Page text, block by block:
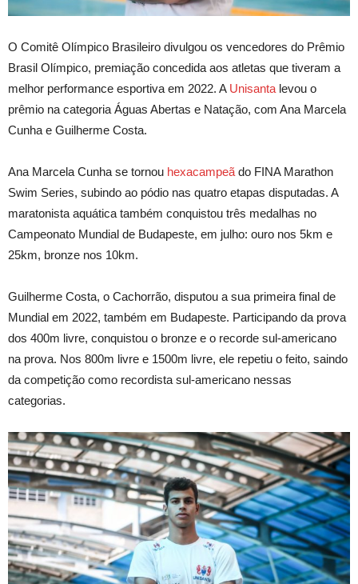
O Comitê Olímpico Brasileiro divulgou os vencedores do Prêmio
Brasil Olímpico, premiação concedida aos atletas que tiveram a
melhor performance esportiva em 2022. A Unisanta levou o
prêmio na categoria Águas Abertas e Natação, com Ana Marcela
Cunha e Guilherme Costa.
Ana Marcela Cunha se tornou hexacampeã do FINA Marathon
Swim Series, subindo ao pódio nas quatro etapas disputadas. A
maratonista aquática também conquistou três medalhas no
Campeonato Mundial de Budapeste, em julho: ouro nos 5km e
25km, bronze nos 10km.
Guilherme Costa, o Cachorrão, disputou a sua primeira final de
Mundial em 2022, também em Budapeste. Participando da prova
dos 400m livre, conquistou o bronze e o recorde sul-americano
na prova. Nos 800m livre e 1500m livre, ele repetiu o feito, saindo
da competição como recordista sul-americano nessas
categorias.